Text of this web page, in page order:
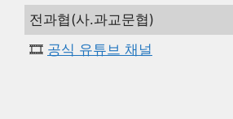
전과협(사.과교문협)
🎞️ 공식 유튜브 채널